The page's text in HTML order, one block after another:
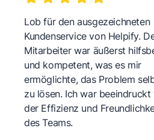
Lob für den ausgezeichneten
Kundenservice von Helpify.
Mitarbeiter war äußerst
und kompetent, was es mir
ermöglichte, das Problem
zu lösen. Ich war beeindruckt
der Effizienz und
des Teams.